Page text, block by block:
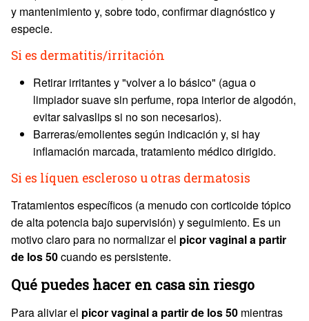
y mantenimiento y, sobre todo, confirmar diagnóstico y
especie.
Si es dermatitis/irritación
Retirar irritantes y "volver a lo básico" (agua o
limpiador suave sin perfume, ropa interior de algodón,
evitar salvaslips si no son necesarios).
Barreras/emolientes según indicación y, si hay
inflamación marcada, tratamiento médico dirigido.
Si es líquen escleroso u otras dermatosis
Tratamientos específicos (a menudo con corticoide tópico
de alta potencia bajo supervisión) y seguimiento. Es un
motivo claro para no normalizar el picor vaginal a partir
de los 50cuando es persistente.
Qué puedes hacer en casa sin riesgo
Para aliviar el picor vaginal a partir de los 50 mientras